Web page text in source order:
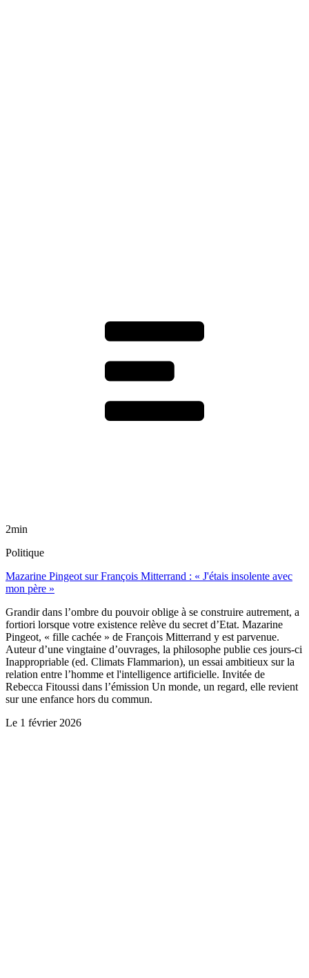
2min
Politique
Mazarine Pingeot sur François Mitterrand : « J'étais insolente avec
mon père »
Grandir dans l’ombre du pouvoir oblige à se construire autrement, a
fortiori lorsque votre existence relève du secret d’Etat. Mazarine
Pingeot, « fille cachée » de François Mitterrand y est parvenue.
Auteur d’une vingtaine d’ouvrages, la philosophe publie ces jours-ci
Inappropriable (ed. Climats Flammarion), un essai ambitieux sur la
relation entre l’homme et l'intelligence artificielle. Invitée de
Rebecca Fitoussi dans l’émission Un monde, un regard, elle revient
sur une enfance hors du commun.
Le 1 février 2026